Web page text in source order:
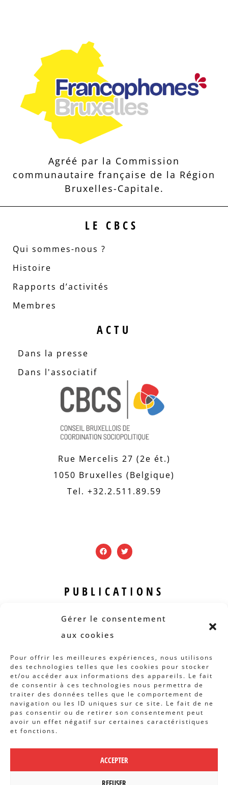
Gérer le consentement
aux cookies
Pour offrir les meilleures expériences, nous utilisons
des technologies telles que les cookies pour stocker
et/ou accéder aux informations des appareils. Le fait
de consentir à ces technologies nous permettra de
traiter des données telles que le comportement de
navigation ou les ID uniques sur ce site. Le fait de ne
pas consentir ou de retirer son consentement peut
avoir un effet négatif sur certaines caractéristiques
et fonctions.
ACCEPTER
REFUSER
Agréé par la Commission
communautaire française de la Région
Bruxelles-Capitale.
LE CBCS
Qui sommes-nous ?
Histoire
Rapports d’activités
Membres
ACTU
Dans la presse
Dans l'associatif
Rue Mercelis 27 (2e ét.)
1050 Bruxelles (Belgique)
Tel. +32.2.511.89.59
PUBLICATIONS
Revue B.I.S.
Rapports et analyses
Articles
AUTRES INFOS
Actions
Concertation
Archives
POLITIQUE DE CONFIDENTIALITÉ|